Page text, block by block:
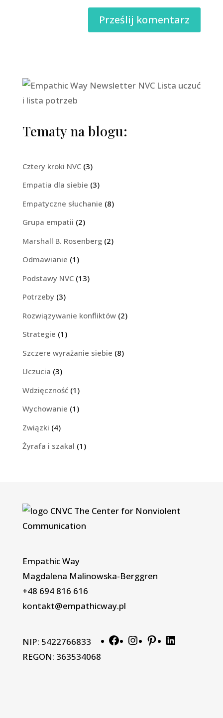
Tematy na blogu:
Cztery kroki NVC(3)
Empatia dla siebie (3)
Empatyczne słuchanie (8)
Grupa empatii (2)
Marshall B. Rosenberg(2)
Odmawianie (1)
Podstawy NVC(13)
Potrzeby(3)
Rozwiązywanie konfliktów(2)
Strategie (1)
Szczere wyrażanie siebie (8)
Uczucia (3)
Wdzięczność(1)
Wychowanie (1)
Związki (4)
Żyrafa i szakal (1)
Empathic Way
Magdalena Malinowska-Berggren
+48 694 816 616
kontakt@empathicway.pl
NIP: 5422766833
REGON: 363534068
Facebook
Instagram
Pinterest
LinkedIn